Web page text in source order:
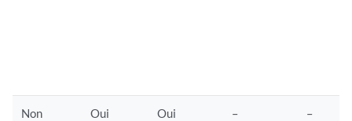
Non Oui Oui – –